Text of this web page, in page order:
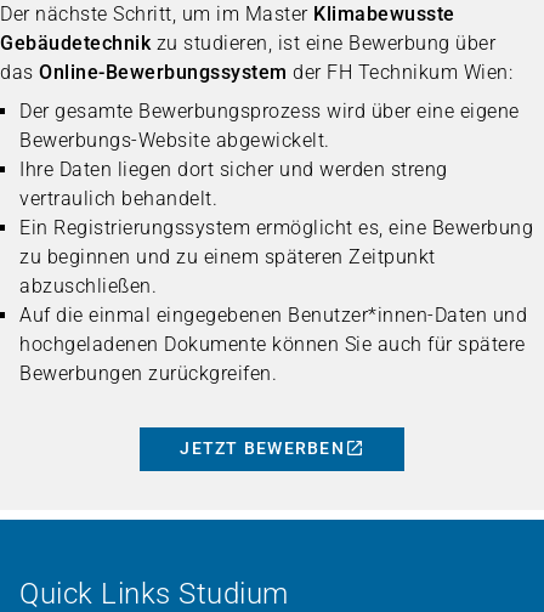
Der nächste Schritt, um im Master Klimabewusste
Gebäudetechnik zu studieren, ist eine Bewerbung über
das Online-Bewerbungssystem der FH Technikum Wien:
Der gesamte Bewerbungsprozess wird über eine eigene
Bewerbungs-Website abgewickelt.
Ihre Daten liegen dort sicher und werden streng
vertraulich behandelt.
Ein Registrierungssystem ermöglicht es, eine Bewerbung
zu beginnen und zu einem späteren Zeitpunkt
abzuschließen.
Auf die einmal eingegebenen Benutzer*innen-Daten und
hochgeladenen Dokumente können Sie auch für spätere
Bewerbungen zurückgreifen.
JETZT BEWERBEN
Quick Links Studium